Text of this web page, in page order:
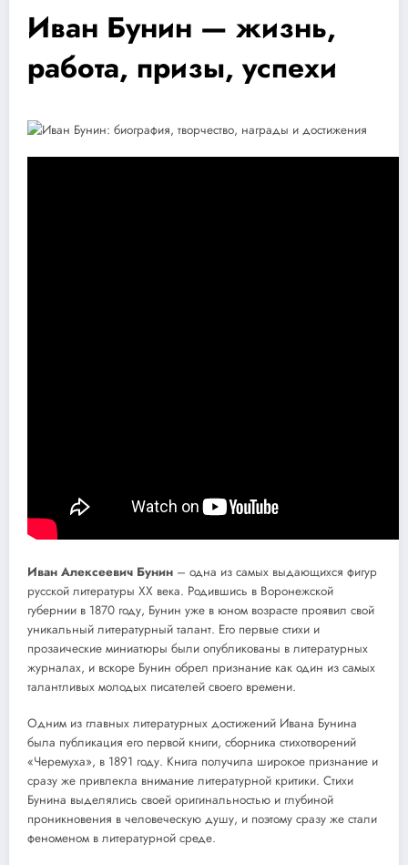
Иван Бунин — жизнь,
работа, призы, успехи
Иван Алексеевич Бунин – одна из самых выдающихся фигур
русской литературы XX века. Родившись в Воронежской
губернии в 1870 году, Бунин уже в юном возрасте проявил свой
уникальный литературный талант. Его первые стихи и
прозаические миниатюры были опубликованы в литературных
журналах, и вскоре Бунин обрел признание как один из самых
талантливых молодых писателей своего времени.
Одним из главных литературных достижений Ивана Бунина
была публикация его первой книги, сборника стихотворений
«Черемуха», в 1891 году. Книга получила широкое признание и
сразу же привлекла внимание литературной критики. Стихи
Бунина выделялись своей оригинальностью и глубиной
проникновения в человеческую душу, и поэтому сразу же стали
феноменом в литературной среде.